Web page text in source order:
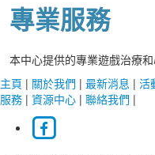
專業服務
本中心提供的專業遊戲治療
主頁 | 關於我們 | 最新消息 | 活
服務 | 資源中心 | 聯絡我們 |